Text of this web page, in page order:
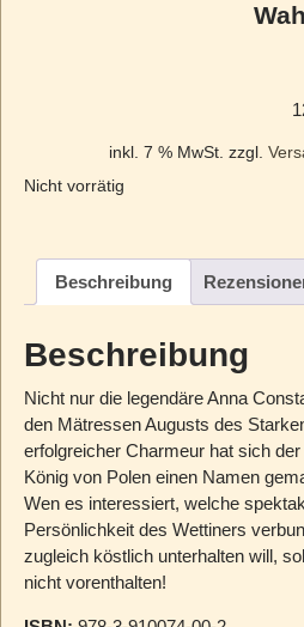
inkl. 7 % MwSt. zzgl.
Nicht vorrätig
Beschreibung
Beschreibung
Nicht nur die legendäre Anna
den Mätressen Augusts des
erfolgreicher Charmeur hat sich
König von Polen einen Namen
Wen es interessiert, welche
Persönlichkeit des Wettiners
zugleich köstlich unterhalten will,
nicht vorenthalten!